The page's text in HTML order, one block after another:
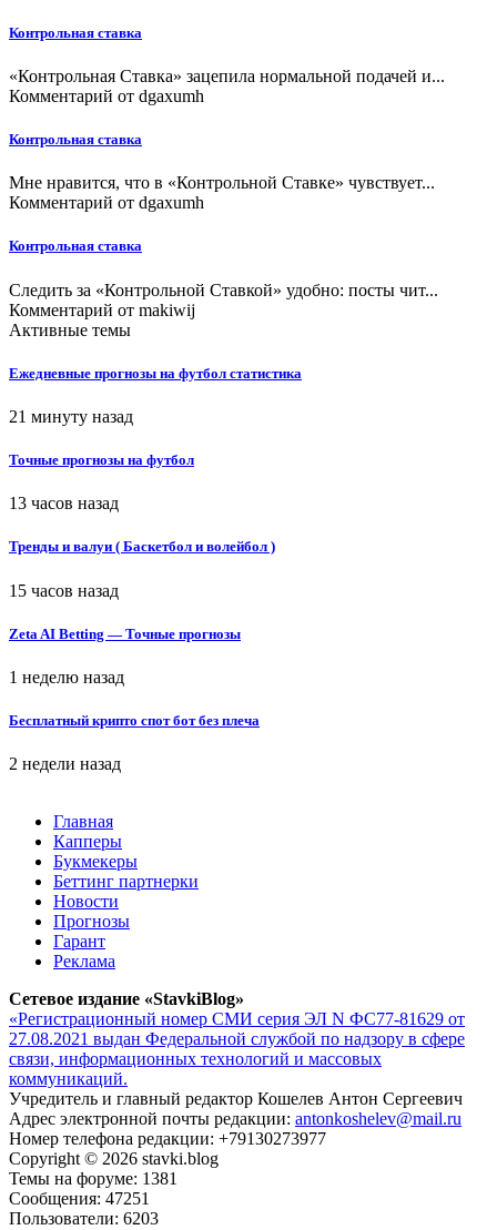
Контрольная ставка
«Контрольная Ставка» зацепила нормальной подачей и...
Комментарий от dgaxumh
Контрольная ставка
Мне нравится, что в «Контрольной Ставке» чувствует...
Комментарий от dgaxumh
Контрольная ставка
Следить за «Контрольной Ставкой» удобно: посты чит...
Комментарий от makiwij
Активные темы
Ежедневные прогнозы на футбол статистика
21 минуту назад
Точные прогнозы на футбол
13 часов назад
Тренды и валуи ( Баскетбол и волейбол )
15 часов назад
Zeta AI Betting — Точные прогнозы
1 неделю назад
Бесплатный крипто спот бот без плеча
2 недели назад
Главная
Капперы
Букмекеры
Беттинг партнерки
Новости
Прогнозы
Гарант
Реклама
Сетевое издание «StavkiBlog»
«Регистрационный номер СМИ серия ЭЛ N ФС77-81629 от
27.08.2021 выдан Федеральной службой по надзору в сфере
связи, информационных технологий и массовых
коммуникаций.
Учредитель и главный редактор Кошелев Антон Сергеевич
Адрес электронной почты редакции: antonkoshelev@mail.ru
Номер телефона редакции: +79130273977
Copyright © 2026 stavki.blog
Темы на форуме: 1381
Сообщения: 47251
Пользователи: 6203